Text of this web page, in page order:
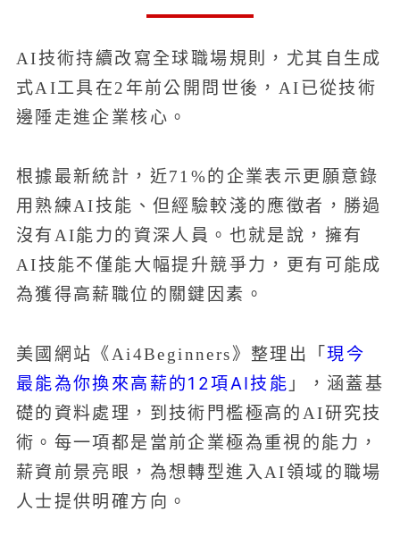
AI技術持續改寫全球職場規則，尤其自生成
式AI工具在2年前公開問世後，AI已從技術
邊陲走進企業核心。
根據最新統計，近71%的企業表示更願意錄
用熟練AI技能、但經驗較淺的應徵者，勝過
沒有AI能力的資深人員。也就是說，擁有
AI技能不僅能大幅提升競爭力，更有可能成
為獲得高薪職位的關鍵因素。
美國網站《Ai4Beginners》整理出「現今
最能為你換來高薪的12項AI技能 」，涵蓋基
礎的資料處理，到技術門檻極高的AI研究技
術。每一項都是當前企業極為重視的能力，
薪資前景亮眼，為想轉型進入AI領域的職場
人士提供明確方向。